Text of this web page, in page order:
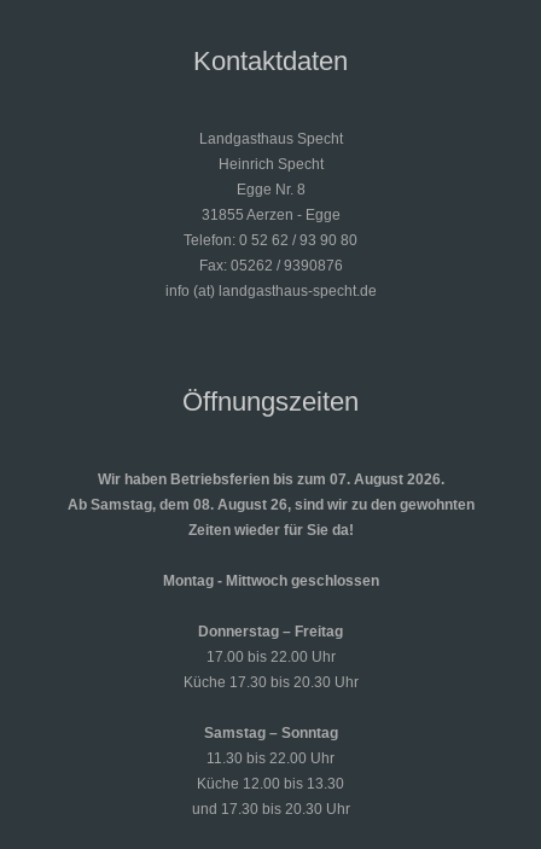
Kontaktdaten
Landgasthaus Specht
Heinrich Specht
Egge Nr. 8
31855 Aerzen - Egge
Telefon: 0 52 62 / 93 90 80
Fax: 05262 / 9390876
info (at) landgasthaus-specht.de
Öffnungszeiten
Wir haben Betriebsferien bis zum 07. August 2026.
Ab Samstag, dem 08. August 26, sind wir zu den gewohnten
Zeiten wieder für Sie da!
Montag - Mittwoch geschlossen
Donnerstag – Freitag
17.00 bis 22.00 Uhr
Küche 17.30 bis 20.30 Uhr
Samstag – Sonntag
11.30 bis 22.00 Uhr
Küche 12.00 bis 13.30
und 17.30 bis 20.30 Uhr